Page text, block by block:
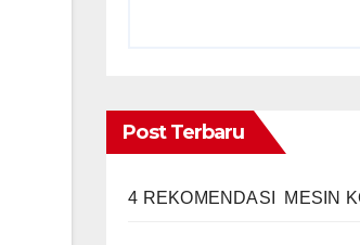
Post Terbaru
4 REKOMENDASI MESIN